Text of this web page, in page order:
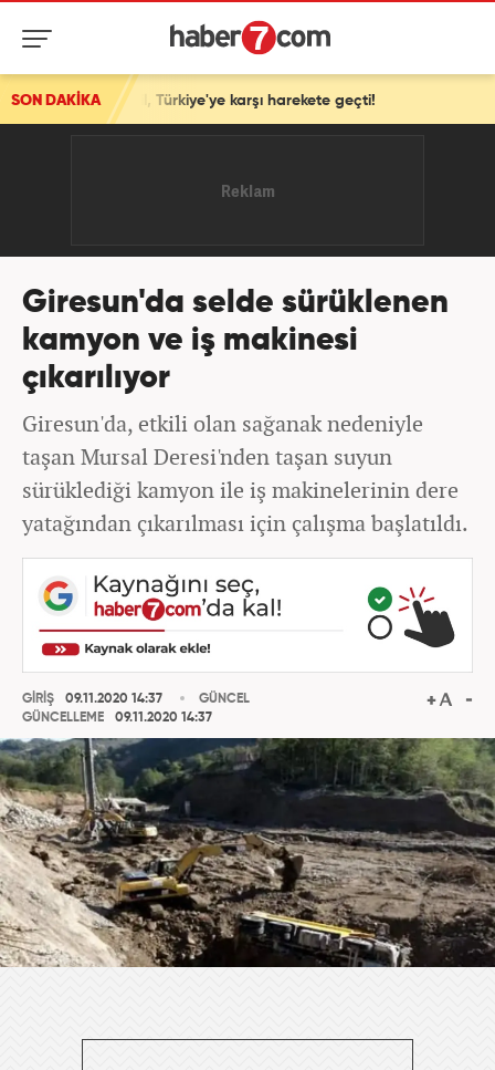
SON DAKİKA
İsrail, Türkiye'ye karşı harekete geçti!
Giresun'da selde sürüklenen
kamyon ve iş makinesi
çıkarılıyor
Giresun'da, etkili olan sağanak nedeniyle
taşan Mursal Deresi'nden taşan suyun
sürüklediği kamyon ile iş makinelerinin dere
yatağından çıkarılması için çalışma başlatıldı.
GİRİŞ
09.11.2020 14:37
GÜNCELLEME
09.11.2020 14:37
GÜNCEL